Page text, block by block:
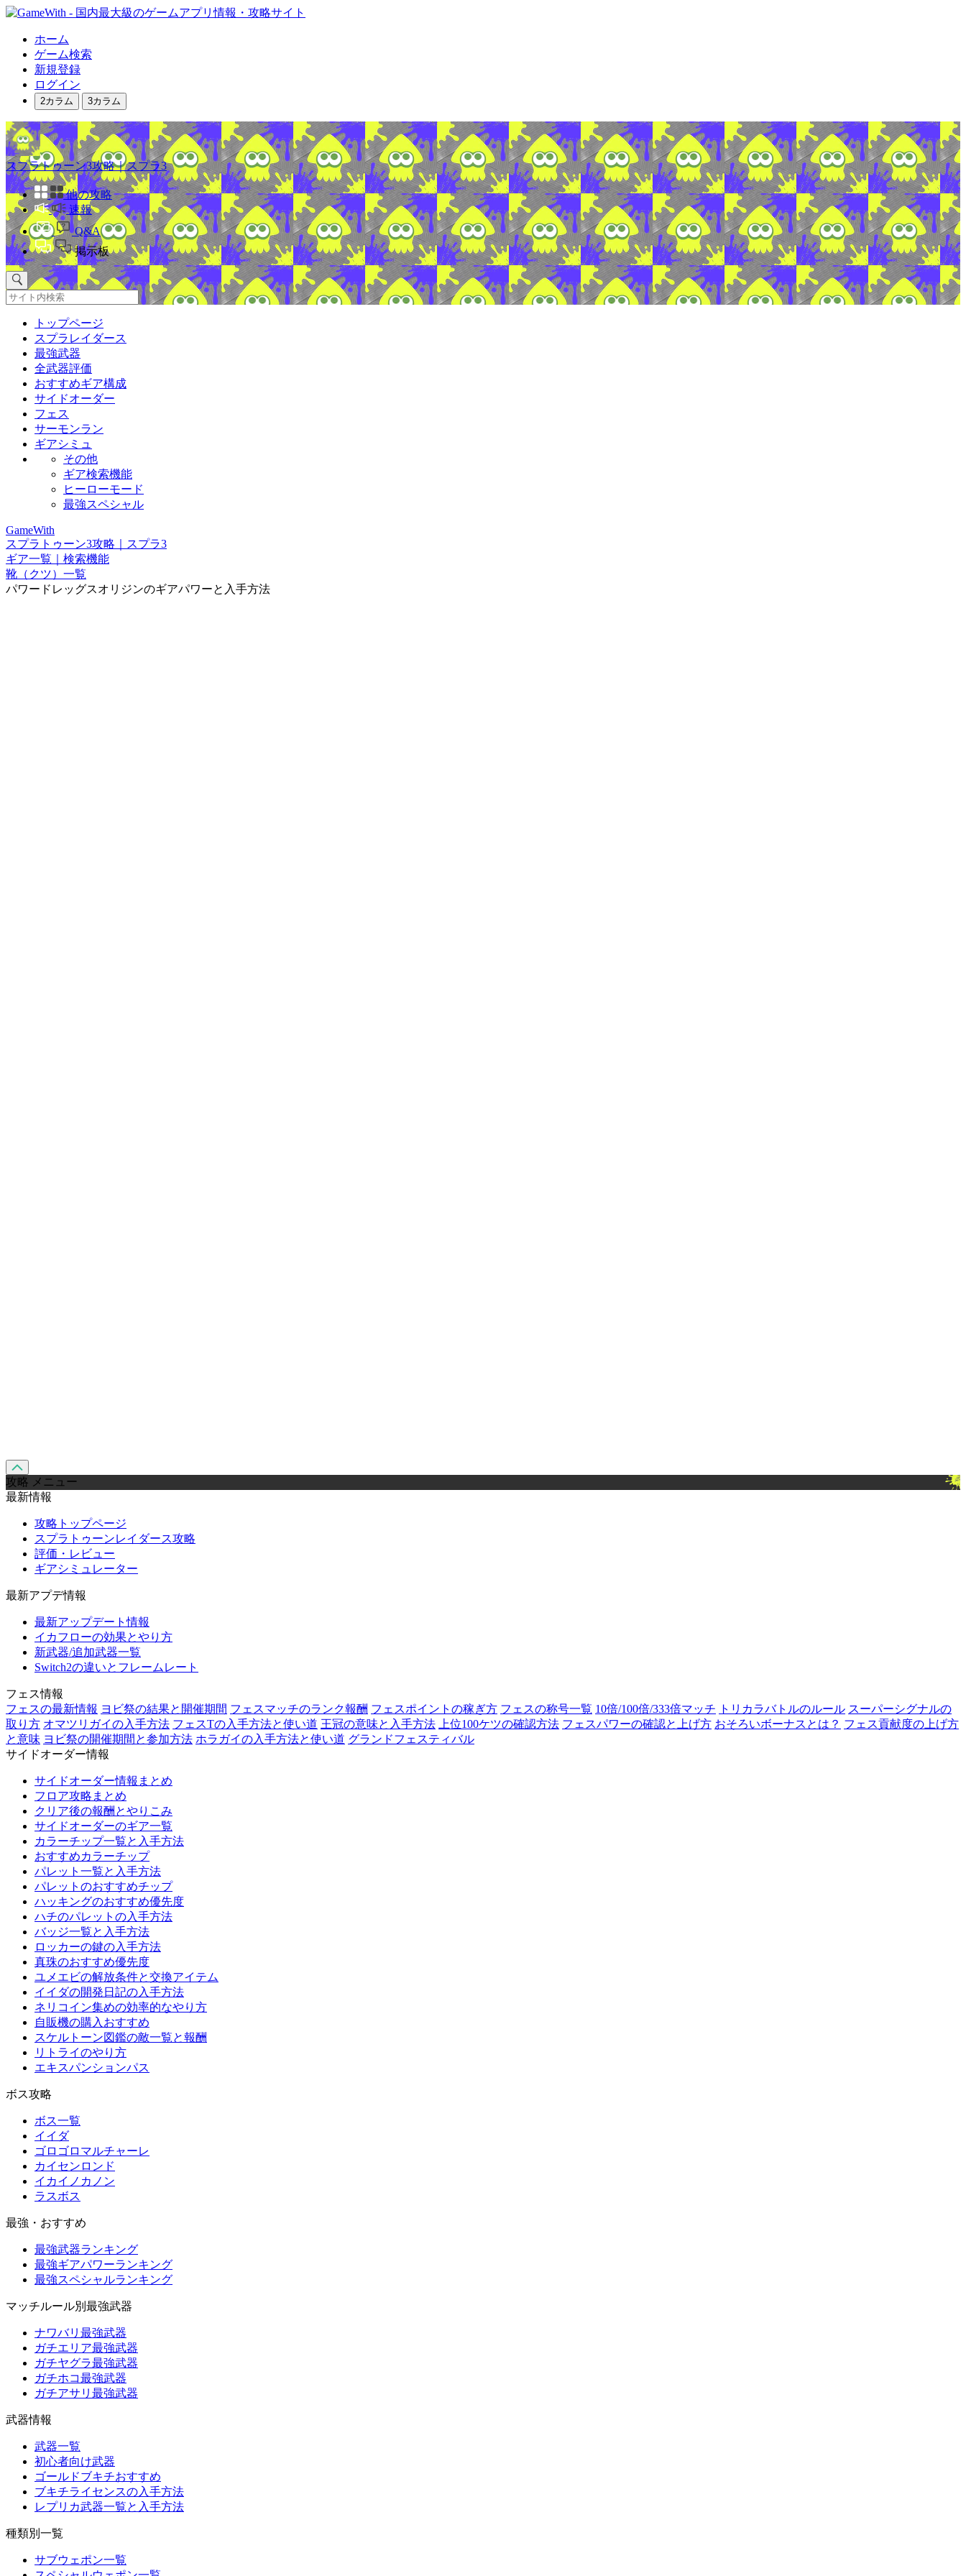
ホーム
ゲーム検索
新規登録
ログイン
2カラム 3カラム
スプラトゥーン3攻略｜スプラ3
他の攻略
速報
Q&A
掲示板
トップページ
スプラレイダース
最強武器
全武器評価
おすすめギア構成
サイドオーダー
フェス
サーモンラン
ギアシミュ
その他
ギア検索機能
ヒーローモード
最強スペシャル
GameWith
スプラトゥーン3攻略｜スプラ3
ギア一覧｜検索機能
靴（クツ）一覧
パワードレッグスオリジンのギアパワーと入手方法
攻略 メニュー
最新情報
攻略トップページ
スプラトゥーンレイダース攻略
評価・レビュー
ギアシミュレーター
最新アプデ情報
最新アップデート情報
イカフローの効果とやり方
新武器/追加武器一覧
Switch2の違いとフレームレート
フェス情報
フェスの最新情報 ヨビ祭の結果と開催期間 フェスマッチのランク報酬 フェスポイントの稼ぎ方 フェスの称号一覧 10倍/100倍/333倍マッチ トリカラバトルのルール スーパーシグナルの
取り方 オマツリガイの入手方法 フェスTの入手方法と使い道 王冠の意味と入手方法 上位100ケツの確認方法 フェスパワーの確認と上げ方 おそろいボーナスとは？ フェス貢献度の上げ方
と意味 ヨビ祭の開催期間と参加方法 ホラガイの入手方法と使い道 グランドフェスティバル
サイドオーダー情報
サイドオーダー情報まとめ
フロア攻略まとめ
クリア後の報酬とやりこみ
サイドオーダーのギア一覧
カラーチップ一覧と入手方法
おすすめカラーチップ
パレット一覧と入手方法
パレットのおすすめチップ
ハッキングのおすすめ優先度
ハチのパレットの入手方法
バッジ一覧と入手方法
ロッカーの鍵の入手方法
真珠のおすすめ優先度
ユメエビの解放条件と交換アイテム
イイダの開発日記の入手方法
ネリコイン集めの効率的なやり方
自販機の購入おすすめ
スケルトーン図鑑の敵一覧と報酬
リトライのやり方
エキスパンションパス
ボス攻略
ボス一覧
イイダ
ゴロゴロマルチャーレ
カイセンロンド
イカイノカノン
ラスボス
最強・おすすめ
最強武器ランキング
最強ギアパワーランキング
最強スペシャルランキング
マッチルール別最強武器
ナワバリ最強武器
ガチエリア最強武器
ガチヤグラ最強武器
ガチホコ最強武器
ガチアサリ最強武器
武器情報
武器一覧
初心者向け武器
ゴールドブキチおすすめ
ブキチライセンスの入手方法
レプリカ武器一覧と入手方法
種類別一覧
サブウェポン一覧